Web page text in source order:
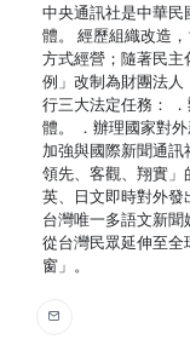
中央通訊社是中華
體。 經歷組織改造
方式經營；隨著民主
例」改制為財團法
行三大法定任務：
體。 ．辦理國家對
加強與國際新聞通訊
領先、客觀、翔實」
英、日文即時對外
台灣唯一多語文新聞
從台灣民眾延伸至全
窗」。